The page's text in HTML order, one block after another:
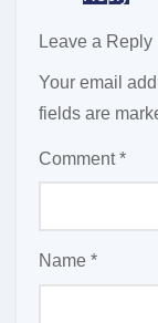
Leave a Reply
Your email
fields are
Comment*
Name *